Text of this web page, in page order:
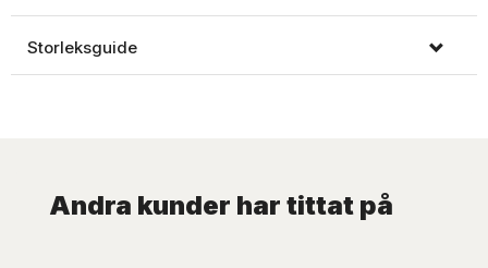
Storleksguide
Andra kunder har tittat på